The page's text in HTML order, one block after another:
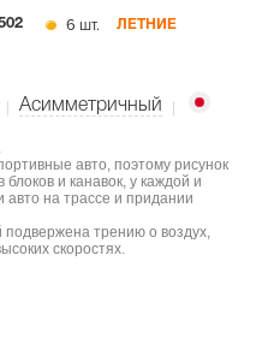
6 шт. ЛЕТНИЕ
Асимметричный
авто, поэтому рисунок
и канавок, у каждой и
авто на трассе и придании
трению о воздух,
скоростях.